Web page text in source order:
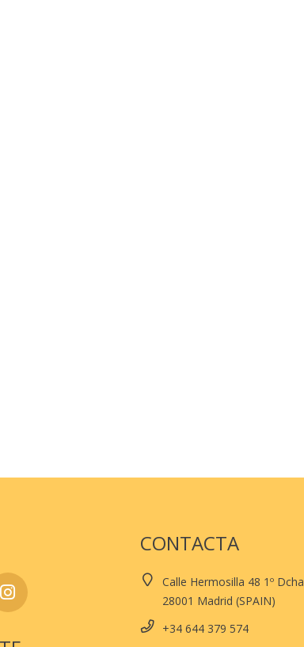
CONTACTA
Calle Hermosilla 48 1º Dcha
28001 Madrid (SPAIN)
+34 644 379 574